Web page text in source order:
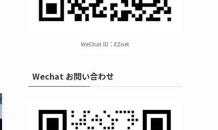
WeChat ID：EZnet
Wechat お問い合わせ